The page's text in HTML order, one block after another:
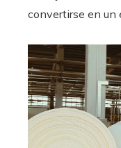
convertirse en un